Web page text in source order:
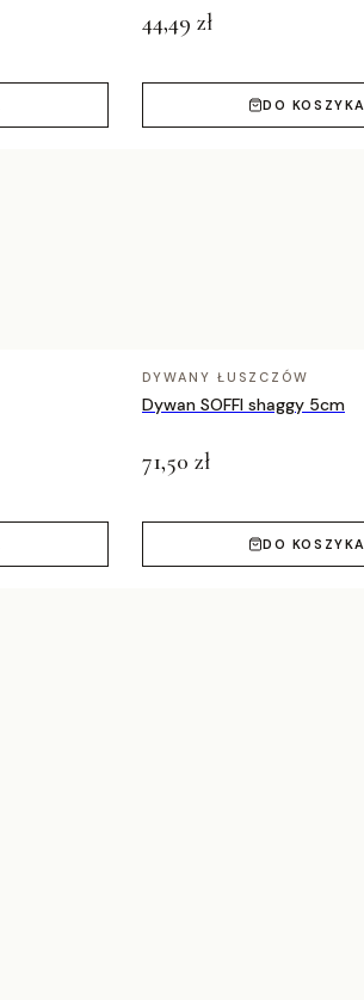
44,49 zł
DO KOSZYKA
DYWANY ŁUSZCZÓW
Dywan SOFFI shaggy 5cm
71,50 zł
DO KOSZYKA